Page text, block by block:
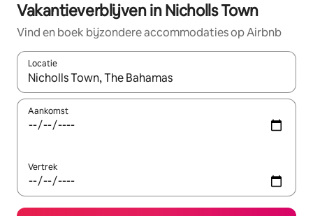
Vakantieverblijven in Nicholls Town
Vind en boek bijzondere accommodaties op Airbnb
Locatie
Wanneer er resultaten beschikbaar zijn, maak je een keuze
Aankomst
Vertrek